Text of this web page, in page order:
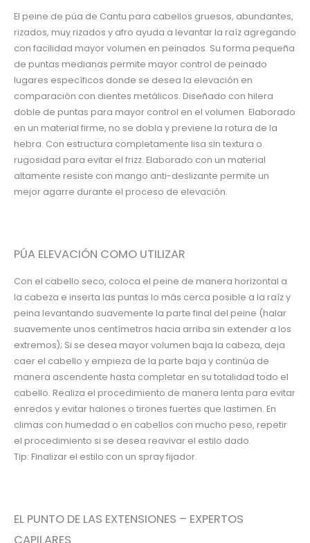
El peine de púa de Cantu para cabellos gruesos, abundantes,
rizados, muy rizados y afro ayuda a levantar la raíz agregando
con facilidad mayor volumen en peinados. Su forma pequeña
de puntas medianas permite mayor control de peinado
lugares específicos donde se desea la elevación en
comparación con dientes metálicos. Diseñado con hilera
doble de puntas para mayor control en el volumen. Elaborado
en un material firme, no se dobla y previene la rotura de la
hebra. Con estructura completamente lisa sin textura o
rugosidad para evitar el frizz. Elaborado con un material
altamente resiste con mango anti-deslizante permite un
mejor agarre durante el proceso de elevación.
PÚA ELEVACIÓN COMO UTILIZAR
Con el cabello seco, coloca el peine de manera horizontal a
la cabeza e inserta las puntas lo más cerca posible a la raíz y
peina levantando suavemente la parte final del peine (halar
suavemente unos centímetros hacia arriba sin extender a los
extremos); Si se desea mayor volumen baja la cabeza, deja
caer el cabello y empieza de la parte baja y continúa de
manera ascendente hasta completar en su totalidad todo el
cabello. Realiza el procedimiento de manera lenta para evitar
enredos y evitar halones o tirones fuertes que lastimen. En
climas con humedad o en cabellos con mucho peso, repetir
el procedimiento si se desea reavivar el estilo dado.
Tip: Finalizar el estilo con un spray fijador.
EL PUNTO DE LAS EXTENSIONES – EXPERTOS
CAPILARES